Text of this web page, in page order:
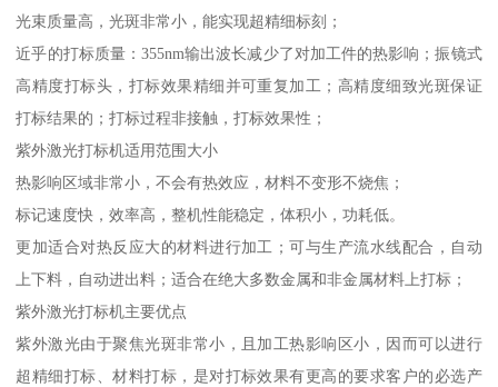
光束质量高，光斑非常小，能实现超精细标刻；
近乎的打标质量：355nm输出波长减少了对加工件的热影响；振镜式
高精度打标头，打标效果精细并可重复加工；高精度细致光斑保证
打标结果的；打标过程非接触，打标效果性；
紫外激光打标机适用范围大小
热影响区域非常小，不会有热效应，材料不变形不烧焦；
标记速度快，效率高，整机性能稳定，体积小，功耗低。
更加适合对热反应大的材料进行加工；可与生产流水线配合，自动
上下料，自动进出料；适合在绝大多数金属和非金属材料上打标；
紫外激光打标机主要优点
紫外激光由于聚焦光斑非常小，且加工热影响区小，因而可以进行
超精细打标、材料打标，是对打标效果有更高的要求客户的必选产